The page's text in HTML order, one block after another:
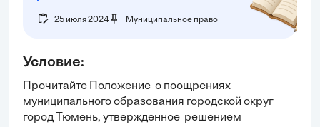
25 июля 2024 Муниципальное право
Условие:
Прочитайте Положение о поощрениях
муниципального образования городской округ
город Тюмень, утвержденное решением